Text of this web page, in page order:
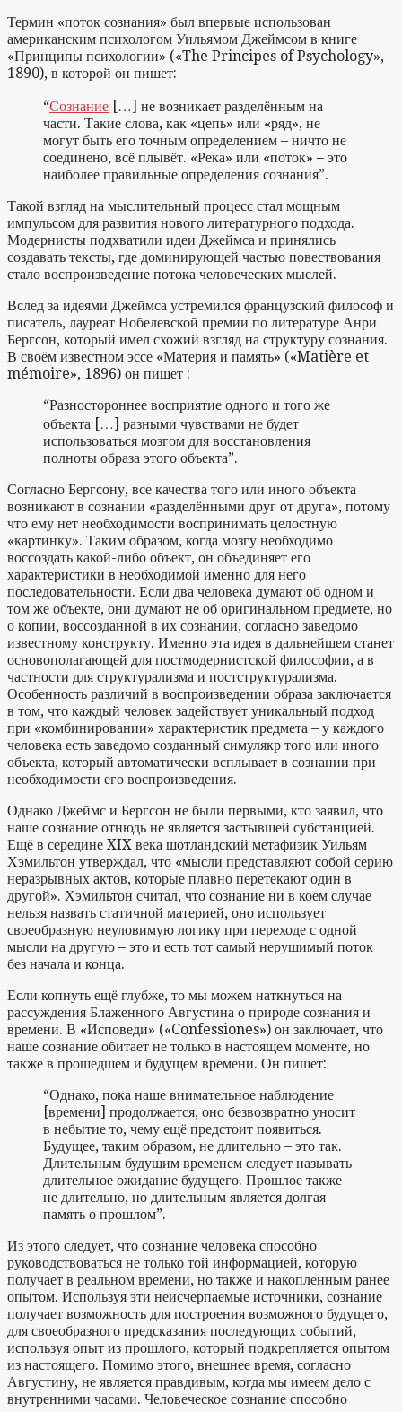
Термин «поток сознания» был впервые использован
американским психологом Уильямом Джеймсом в книге
«Принципы психологии» («The Principes of Psychology»,
1890), в которой он пишет:
“Сознание […] не возникает разделённым на
части. Такие слова, как «цепь» или «ряд», не
могут быть его точным определением – ничто не
соединено, всё плывёт. «Река» или «поток» – это
наиболее правильные определения сознания”.
Такой взгляд на мыслительный процесс стал мощным
импульсом для развития нового литературного подхода.
Модернисты подхватили идеи Джеймса и принялись
создавать тексты, где доминирующей частью повествования
стало воспроизведение потока человеческих мыслей.
Вслед за идеями Джеймса устремился французский философ и
писатель, лауреат Нобелевской премии по литературе Анри
Бергсон, который имел схожий взгляд на структуру сознания.
В своём известном эссе «Материя и память» («Matière et
mémoire», 1896) он пишет :
“Разностороннее восприятие одного и того же
объекта […] разными чувствами не будет
использоваться мозгом для восстановления
полноты образа этого объекта”.
Согласно Бергсону, все качества того или иного объекта
возникают в сознании «разделёнными друг от друга», потому
что ему нет необходимости воспринимать целостную
«картинку». Таким образом, когда мозгу необходимо
воссоздать какой-либо объект, он объединяет его
характеристики в необходимой именно для него
последовательности. Если два человека думают об одном и
том же объекте, они думают не об оригинальном предмете, но
о копии, воссозданной в их сознании, согласно заведомо
известному конструкту. Именно эта идея в дальнейшем станет
основополагающей для постмодернистской философии, а в
частности для структурализма и постструктурализма.
Особенность различий в воспроизведении образа заключается
в том, что каждый человек задействует уникальный подход
при «комбинировании» характеристик предмета – у каждого
человека есть заведомо созданный симулякр того или иного
объекта, который автоматически всплывает в сознании при
необходимости его воспроизведения.
Однако Джеймс и Бергсон не были первыми, кто заявил, что
наше сознание отнюдь не является застывшей субстанцией.
Ещё в середине XIX века шотландский метафизик Уильям
Хэмильтон утверждал, что «мысли представляют собой серию
неразрывных актов, которые плавно перетекают один в
другой». Хэмильтон считал, что сознание ни в коем случае
нельзя назвать статичной материей, оно использует
своеобразную неуловимую логику при переходе с одной
мысли на другую – это и есть тот самый нерушимый поток
без начала и конца.
Если копнуть ещё глубже, то мы можем наткнуться на
рассуждения Блаженного Августина о природе сознания и
времени. В «Исповеди» («Confessiones») он заключает, что
наше сознание обитает не только в настоящем моменте, но
также в прошедшем и будущем времени. Он пишет:
“Однако, пока наше внимательное наблюдение
[времени] продолжается, оно безвозвратно уносит
в небытие то, чему ещё предстоит появиться.
Будущее, таким образом, не длительно – это так.
Длительным будущим временем следует называть
длительное ожидание будущего. Прошлое также
не длительно, но длительным является долгая
память о прошлом”.
Из этого следует, что сознание человека способно
руководствоваться не только той информацией, которую
получает в реальном времени, но также и накопленным ранее
опытом. Используя эти неисчерпаемые источники, сознание
получает возможность для построения возможного будущего,
для своеобразного предсказания последующих событий,
используя опыт из прошлого, который подкрепляется опытом
из настоящего. Помимо этого, внешнее время, согласно
Августину, не является правдивым, когда мы имеем дело с
внутренними часами. Человеческое сознание способно